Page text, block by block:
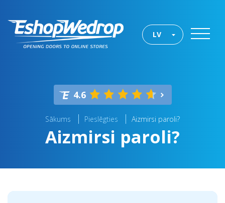
LV
4.6
Sākums Pieslēgties Aizmirsi paroli?
Aizmirsi paroli?